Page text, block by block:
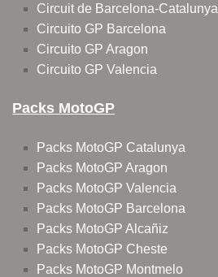
Circuit de Barcelona-Catalunya
Circuito GP Barcelona
Circuito GP Aragon
Circuito GP Valencia
Packs MotoGP
Packs MotoGP Catalunya
Packs MotoGP Aragon
Packs MotoGP Valencia
Packs MotoGP Barcelona
Packs MotoGP Alcañiz
Packs MotoGP Cheste
Packs MotoGP Montmelo